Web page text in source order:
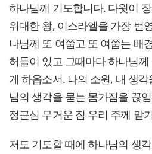
하나님께 기도합니다. 다윗이
위대한 왕, 이스라엘을 가장 번
나님께 또 여쭙고 또 여쭙는 배
허들이 있고 그때마다 하나님
게 하옵소서. 나의 소원, 내 생
님의 생각을 묻는 몸가짐을 끊
정근심 무거운 짐 우리 주께 맡
저도 기도할 때에 하나님의 생